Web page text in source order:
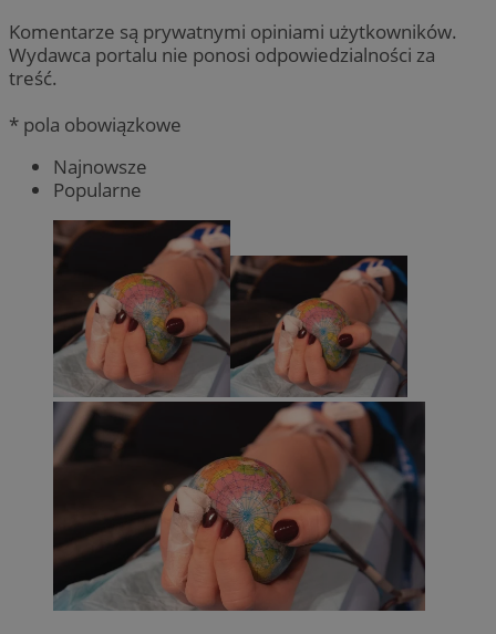
Komentarze są prywatnymi opiniami użytkowników.
Wydawca portalu nie ponosi odpowiedzialności za
treść.
* pola obowiązkowe
Najnowsze
Popularne